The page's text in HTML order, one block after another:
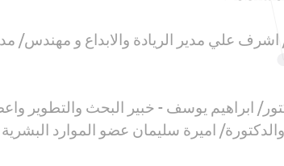
/ اشرف علي مدير الريادة والابداع و
ابراهيم يوسف - خبير البحث والتطوير
اميرة سليمان عضو الموارد